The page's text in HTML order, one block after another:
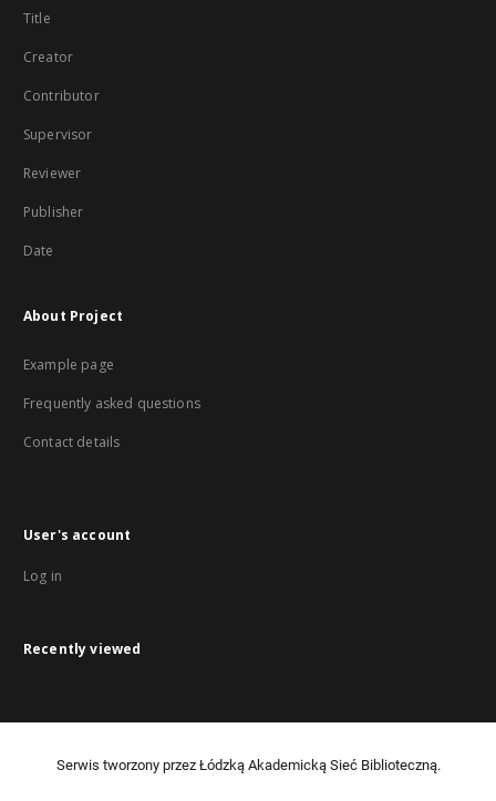
Title
Creator
Contributor
Supervisor
Reviewer
Publisher
Date
About Project
Example page
Frequently asked questions
Contact details
User's account
Log in
Recently viewed
Serwis tworzony przez Łódzką Akademicką Sieć Biblioteczną.